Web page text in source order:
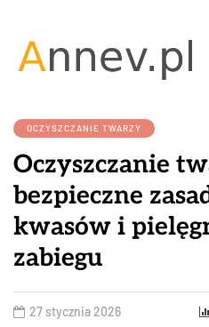
OCZYSZCZANIE TWARZY
Oczyszczanie
bezpieczne
kwasów i
zabiegu
27 stycznia 2026